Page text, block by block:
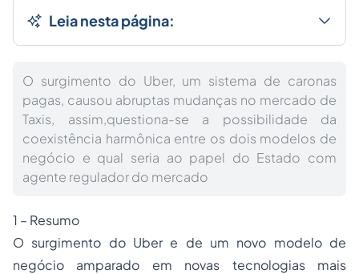
Leia nesta página:
O surgimento do Uber, um sistema de caronas
pagas, causou abruptas mudanças no mercado de
Taxis, assim,questiona-se a possibilidade da
coexistência harmônica entre os dois modelos de
negócio e qual seria ao papel do Estado com
agente regulador do mercado
1 – Resumo
O surgimento do Uber e de um novo modelo de
negócio amparado em novas tecnologias mais